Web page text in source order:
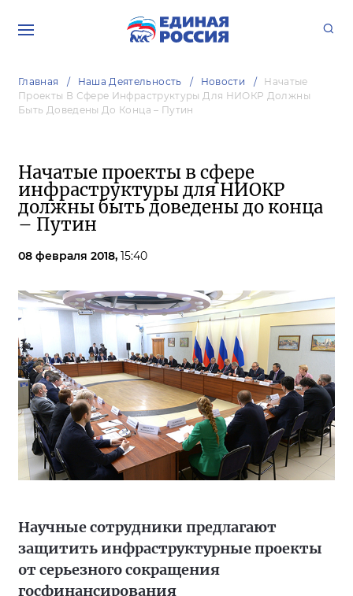
Главная Наша Деятельность Новости
Начатые
Проекты В Сфере Инфраструктуры Для НИОКР Должны
Быть Доведены До Конца – Путин
Начатые проекты в сфере
инфраструктуры для НИОКР
должны быть доведены до конца
– Путин
08 февраля 2018, 15:40
Научные сотрудники предлагают
защитить инфраструктурные проекты
от серьезного сокращения
госфинансирования